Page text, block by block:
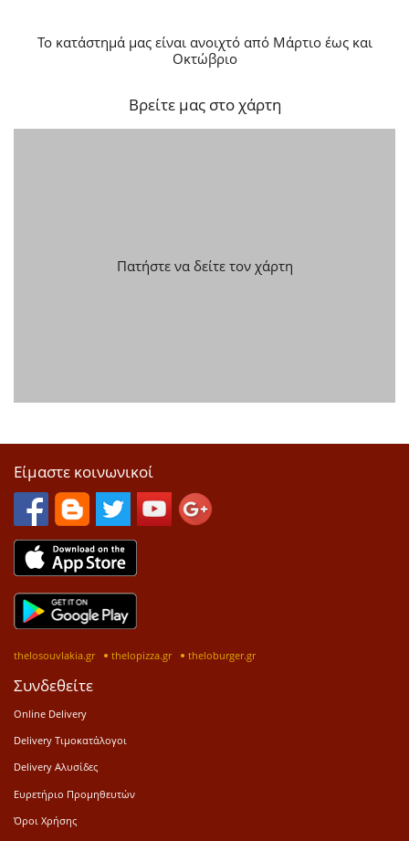
Το κατάστημά μας είναι ανοιχτό από Μάρτιο έως και
Οκτώβριο
Βρείτε μας στο χάρτη
Πατήστε να δείτε τον χάρτη
Είμαστε κοινωνικοί
thelosouvlakia.gr thelopizza.gr theloburger.gr
Συνδεθείτε
Online Delivery
Delivery Τιμοκατάλογοι
Delivery Αλυσίδες
Ευρετήριο Προμηθευτών
Όροι Χρήσης